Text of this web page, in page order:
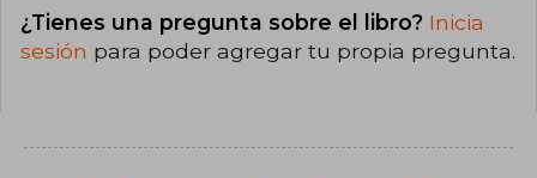
¿Tienes una pregunta sobre el libro? Inicia
sesión para poder agregar tu propia pregunta.